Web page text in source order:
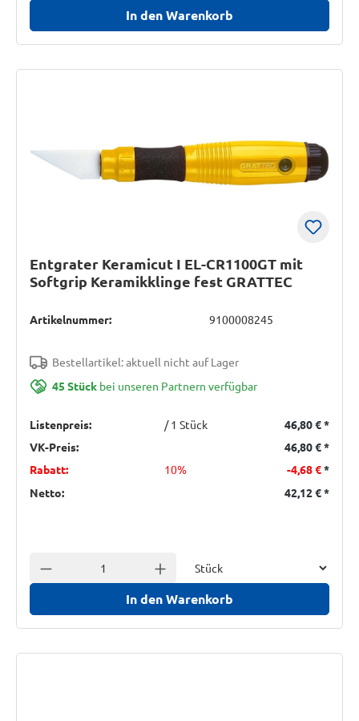
In den Warenkorb
Entgrater Keramicut I EL-CR1100GT mit
Softgrip Keramikklinge fest GRATTEC
Artikelnummer: 9100008245
Bestellartikel: aktuell nicht auf Lager
45 Stück bei unseren Partnern verfügbar
Listenpreis: / 1 Stück 46,80 €*
VK-Preis:
46,80 €*
Rabatt:
10% -4,68 €*
Netto:
42,12 €*
Anzahl verringern Anzahl erhöhen
In den Warenkorb